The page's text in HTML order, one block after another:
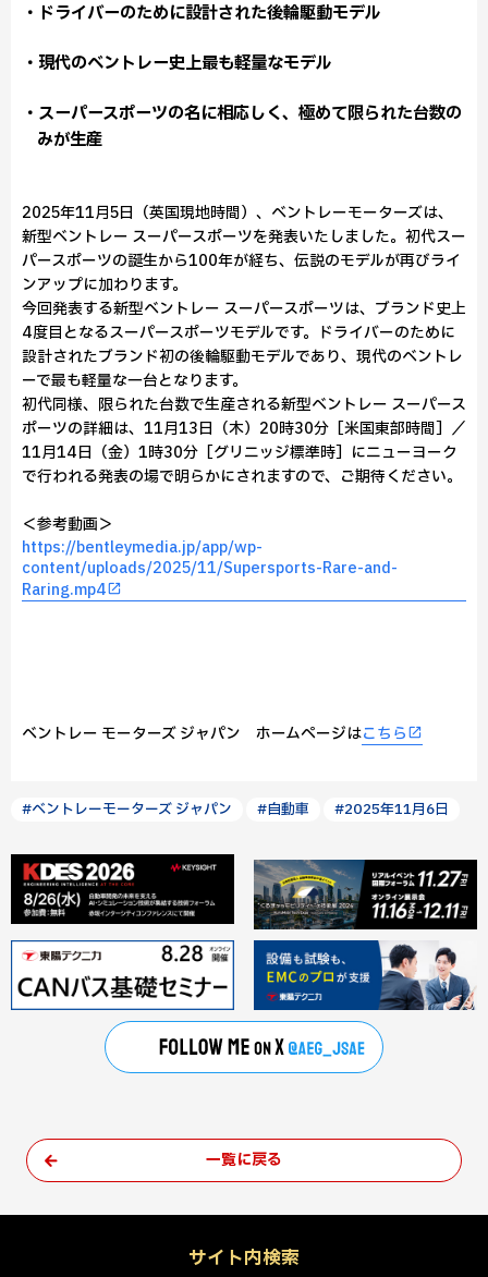
・ドライバーのために設計された後輪駆動モデル
・現代のベントレー史上最も軽量なモデル
・スーパースポーツの名に相応しく、極めて限られた台数の
みが生産
2025年11月5日（英国現地時間）、ベントレーモーターズは、
新型ベントレー スーパースポーツを発表いたしました。初代スー
パースポーツの誕生から100年が経ち、伝説のモデルが再びライ
ンアップに加わります。
今回発表する新型ベントレー スーパースポーツは、ブランド史上
4度目となるスーパースポーツモデルです。ドライバーのために
設計されたブランド初の後輪駆動モデルであり、現代のベントレ
ーで最も軽量な一台となります。
初代同様、限られた台数で生産される新型ベントレー スーパース
ポーツの詳細は、11月13日（木）20時30分［米国東部時間］／
11月14日（金）1時30分［グリニッジ標準時］にニューヨーク
で行われる発表の場で明らかにされますので、ご期待ください。
＜参考動画＞
https://bentleymedia.jp/app/wp-
content/uploads/2025/11/Supersports-Rare-and-
Raring.mp4
ベントレー モーターズ ジャパン ホームページはこちら
#ベントレーモーターズ ジャパン #自動車 #2025年11月6日
一覧に戻る
サイト内検索